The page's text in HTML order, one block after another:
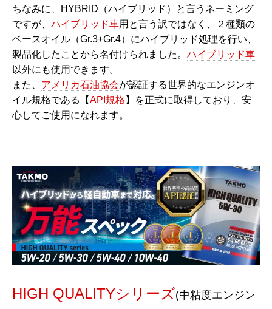
ちなみに、HYBRID（ハイブリッド）と言うネーミング
ですが、 ハイブリッド車用と言う訳ではなく、２種類の
ベースオイル（Gr.3+Gr.4）にハイブリッド処理を行い、
製品化したことから名付けられました。 ハイブリッド車
以外にも使用できます。
また、 アメリカ石油協会が認証する世界的なエンジンオ
イル規格である【API規格 】を正式に取得しており、安
心してご使用になれます。
HIGH QUALITYシリーズ(中粘度エンジン